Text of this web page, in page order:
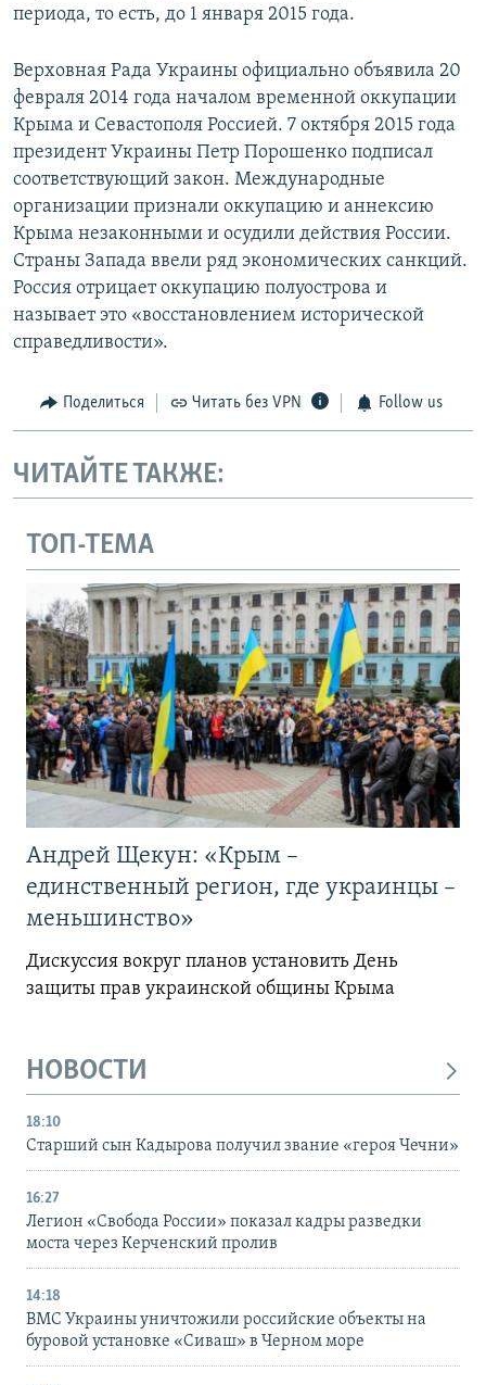
периода, то есть, до 1 января 2015 года.
Верховная Рада Украины официально объявила 20
февраля 2014 года началом временной оккупации
Крыма и Севастополя Россией. 7 октября 2015 года
президент Украины Петр Порошенко подписал
соответствующий закон. Международные
организации признали оккупацию и аннексию
Крыма незаконными и осудили действия России.
Страны Запада ввели ряд экономических санкций.
Россия отрицает оккупацию полуострова и
называет это «восстановлением исторической
справедливости».
Поделиться Читать без VPN Follow us
ЧИТАЙТЕ ТАКЖЕ:
ТОП-ТЕМА
Андрей Щекун: «Крым –
единственный регион, где украинцы –
меньшинство»
Дискуссия вокруг планов установить День
защиты прав украинской общины Крыма
НОВОСТИ
18:10
Старший сын Кадырова получил звание «героя Чечни»
16:27
Легион «Свобода России» показал кадры разведки
моста через Керченский пролив
14:18
ВМС Украины уничтожили российские объекты на
буровой установке «Сиваш» в Черном море